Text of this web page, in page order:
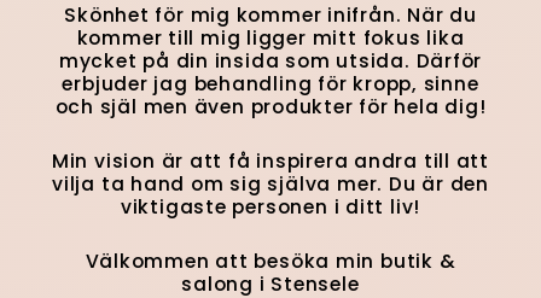
Skönhet för mig kommer inifrån. När du
kommer till mig ligger mitt fokus lika
mycket på din insida som utsida. Därför
erbjuder jag behandling för kropp, sinne
och själ men även produkter för hela dig!
Min vision är att få inspirera andra till att
vilja ta hand om sig själva mer. Du är den
viktigaste personen i ditt liv!
Välkommen att besöka min butik &
salong i Stensele